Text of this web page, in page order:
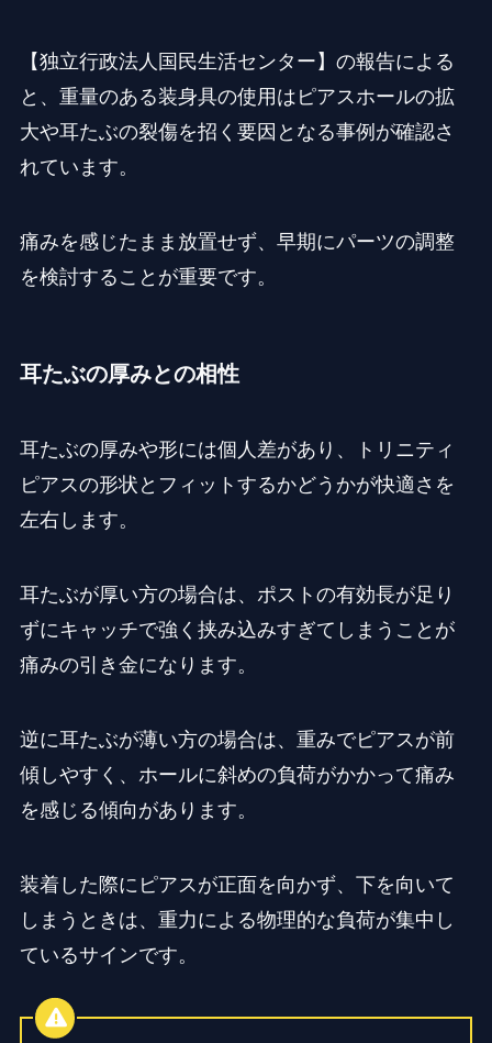
【独立行政法人国民生活センター】の報告による
と、重量のある装身具の使用はピアスホールの拡
大や耳たぶの裂傷を招く要因となる事例が確認さ
れています。
痛みを感じたまま放置せず、早期にパーツの調整
を検討することが重要です。
耳たぶの厚みとの相性
耳たぶの厚みや形には個人差があり、トリニティ
ピアスの形状とフィットするかどうかが快適さを
左右します。
耳たぶが厚い方の場合は、ポストの有効長が足り
ずにキャッチで強く挟み込みすぎてしまうことが
痛みの引き金になります。
逆に耳たぶが薄い方の場合は、重みでピアスが前
傾しやすく、ホールに斜めの負荷がかかって痛み
を感じる傾向があります。
装着した際にピアスが正面を向かず、下を向いて
しまうときは、重力による物理的な負荷が集中し
ているサインです。